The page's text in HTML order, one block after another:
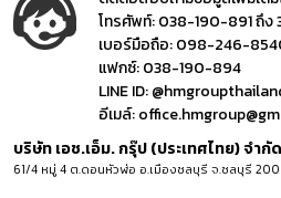
โทรศัพท์:038-190-891 ถึง
เบอร์มือถือ:098-246-
แฟกซ์:038-190-894
LINE ID:
อีเมล์:
บริษัท เอช.เอ็ม. กรุ๊ป (ประเทศไทย) จำกัด
61/4 หมู่ 4 ต.ดอนหัวฬ่อ อ.เมืองชลบุรี จ.ชลบุรี